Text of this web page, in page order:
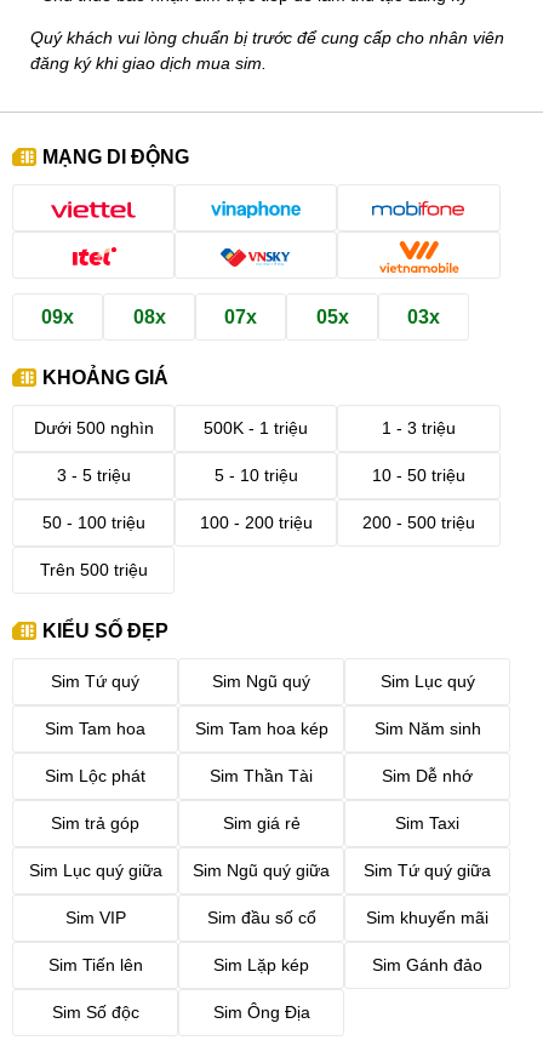
Quý khách vui lòng chuẩn bị trước để cung cấp cho nhân viên
đăng ký khi giao dịch mua sim.
MẠNG DI ĐỘNG
09x 08x 07x 05x 03x
KHOẢNG GIÁ
Dưới 500 nghìn 500K - 1 triệu 1 - 3 triệu
3 - 5 triệu 5 - 10 triệu 10 - 50 triệu
50 - 100 triệu 100 - 200 triệu 200 - 500 triệu
Trên 500 triệu
KIỂU SỐ ĐẸP
Sim Tứ quý Sim Ngũ quý Sim Lục quý
Sim Tam hoa Sim Tam hoa kép Sim Năm sinh
Sim Lộc phát Sim Thần Tài Sim Dễ nhớ
Sim trả góp Sim giá rẻ Sim Taxi
Sim Lục quý giữa Sim Ngũ quý giữa Sim Tứ quý giữa
Sim VIP Sim đầu số cổ Sim khuyến mãi
Sim Tiến lên Sim Lặp kép Sim Gánh đảo
Sim Số độc Sim Ông Địa